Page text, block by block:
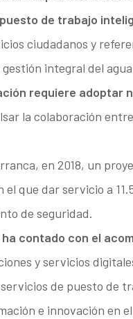
de trabajo
ciudadanos y
gestión integral del
requiere adoptar
la colaboración
en 2018, un
el que dar servicio a
de seguridad.
ha contado con el
y servicios
de puesto de
e innovación en